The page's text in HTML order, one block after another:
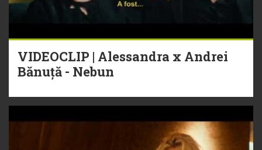
VIDEOCLIP | Alessandra x Andrei
Bănuță - Nebun